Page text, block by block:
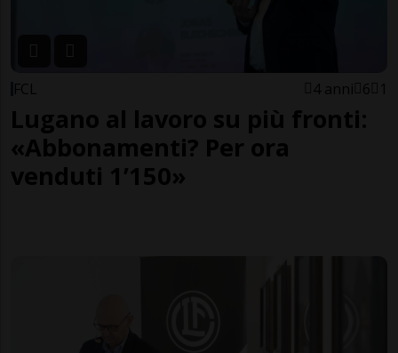
FCL 4 anni 6 1
Lugano al lavoro su più fronti:
«Abbonamenti? Per ora
venduti 1’150»